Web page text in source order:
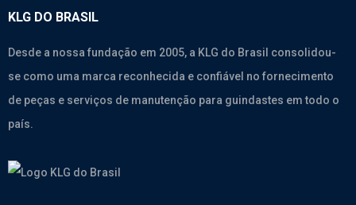
KLG DO BRASIL
Desde a nossa fundação em 2005, a KLG do Brasil consolidou-
se como uma marca reconhecida e confiável no fornecimento
de peças e serviços de manutenção para guindastes em todo o
país.